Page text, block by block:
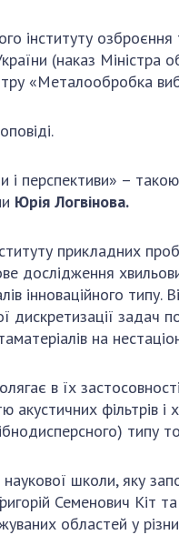
інституту
(наказ
«Металообробка
і перспективи» –
Юрія Логвінова.
прикладних
дослідження
інноваційного
дискретизації
на
в їх
фільтрів
типу
школи, яку
Семенович Кіт
областей у